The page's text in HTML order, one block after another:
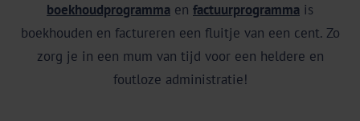
boekhoudprogramma en factuurprogramma is
boekhouden en factureren een fluitje van een cent. Zo
zorg je in een mum van tijd voor een heldere en
foutloze administratie!